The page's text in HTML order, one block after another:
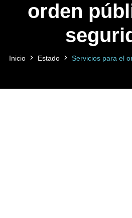
orden
Inicio Estado Servicios para el